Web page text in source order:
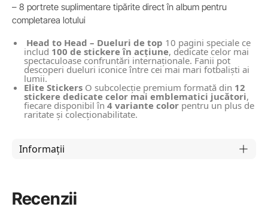
– 8 portrete suplimentare tipărite direct în album pentru
completarea lotului
Head to Head – Dueluri de top 10 pagini speciale ce
includ 100 de stickere în acțiune, dedicate celor mai
spectaculoase confruntări internaționale. Fanii pot
descoperi dueluri iconice între cei mai mari fotbaliști ai
lumii.
Elite Stickers O subcolecție premium formată din 12
stickere dedicate celor mai emblematici jucători,
fiecare disponibil în 4 variante color pentru un plus de
raritate și colecționabilitate.
Informații
Recenzii